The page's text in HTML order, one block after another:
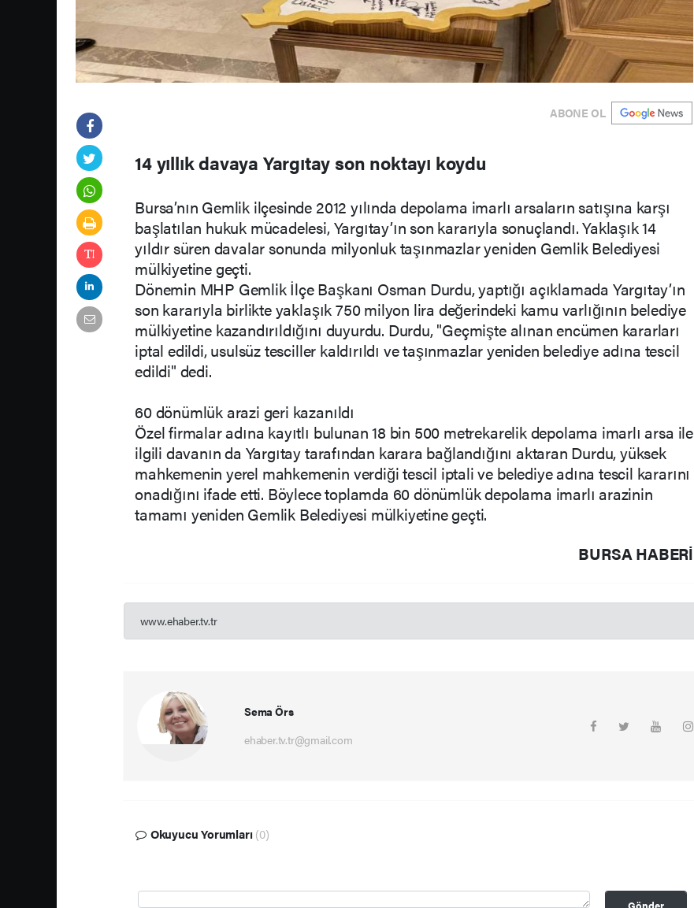
ABONE OL
14 yıllık davaya Yargıtay son noktayı koydu
Bursa’nın Gemlik ilçesinde 2012 yılında depolama imarlı arsaların satışına karşı
başlatılan hukuk mücadelesi, Yargıtay’ın son kararıyla sonuçlandı. Yaklaşık 14
yıldır süren davalar sonunda milyonluk taşınmazlar yeniden Gemlik Belediyesi
mülkiyetine geçti.
Dönemin MHP Gemlik İlçe Başkanı Osman Durdu, yaptığı açıklamada Yargıtay’ın
son kararıyla birlikte yaklaşık 750 milyon lira değerindeki kamu varlığının belediye
mülkiyetine kazandırıldığını duyurdu. Durdu, "Geçmişte alınan encümen kararları
iptal edildi, usulsüz tesciller kaldırıldı ve taşınmazlar yeniden belediye adına tescil
edildi" dedi.
60 dönümlük arazi geri kazanıldı
Özel firmalar adına kayıtlı bulunan 18 bin 500 metrekarelik depolama imarlı arsa ile
ilgili davanın da Yargıtay tarafından karara bağlandığını aktaran Durdu, yüksek
mahkemenin yerel mahkemenin verdiği tescil iptali ve belediye adına tescil kararını
onadığını ifade etti. Böylece toplamda 60 dönümlük depolama imarlı arazinin
tamamı yeniden Gemlik Belediyesi mülkiyetine geçti.
BURSA HABERİ
www.ehaber.tv.tr
Sema Örs
ehaber.tv.tr@gmail.com
Okuyucu Yorumları (0)